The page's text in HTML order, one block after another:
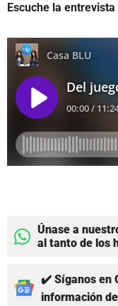
Escuche la
Únase a
al tanto de los
✔️ Síganos en
información